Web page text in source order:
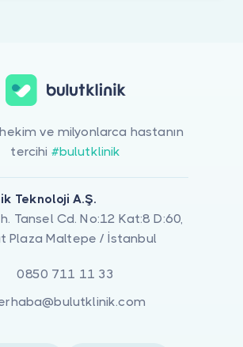
ve milyonlarca hastanın
tercihi #bulutklinik
Teknoloji A.Ş.
Tansel Cd. No:12 Kat:8 D:60,
Plaza Maltepe / İstanbul
0850 711 11 33